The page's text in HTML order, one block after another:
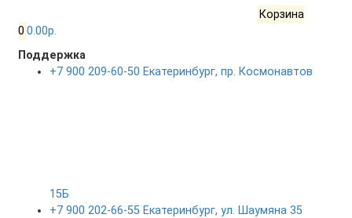
Корзина
0 0.00р.
Поддержка
+7 900 209-60-50 Екатеринбург, пр. Космонавтов
15Б
+7 900 202-66-55 Екатеринбург, ул. Шаумяна 35